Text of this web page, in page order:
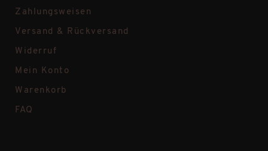
Zahlungsweisen
Versand & Rückversand
Widerruf
Mein Konto
Warenkorb
FAQ